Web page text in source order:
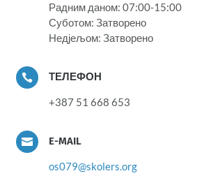
Радним даном: 07:00-15:00
Суботом: Затворено
Недјељом: Затворено

ТЕЛЕФОН
+387 51 668 653

E-MAIL
os079@skolers.org